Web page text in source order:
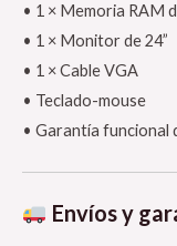
• 1 × Memoria RAM
• 1 × Monitor de 24”
• 1 × Cable VGA
• Teclado-mouse
• Garantía funcional
Envíos y